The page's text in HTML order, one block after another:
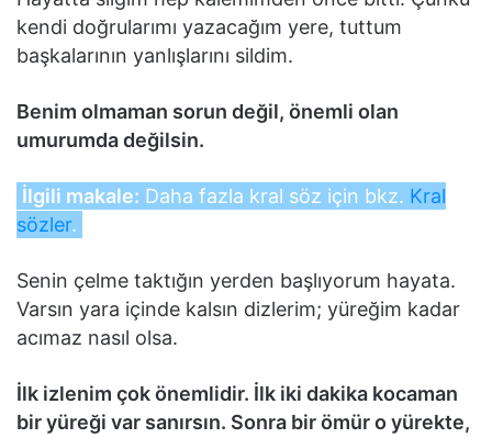
kendi doğrularımı yazacağım yere, tuttum
başkalarının yanlışlarını sildim.
Benim olmaman sorun değil, önemli olan
umurumda değilsin.
İlgili makale: Daha fazla kral söz için bkz. Kral
sözler.
Senin çelme taktığın yerden başlıyorum hayata.
Varsın yara içinde kalsın dizlerim; yüreğim kadar
acımaz nasıl olsa.
İlk izlenim çok önemlidir. İlk iki dakika kocaman
bir yüreği var sanırsın. Sonra bir ömür o yürekte,